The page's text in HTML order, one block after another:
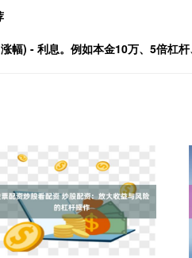
幅) - 利息。例如本金10万、5倍杠杆